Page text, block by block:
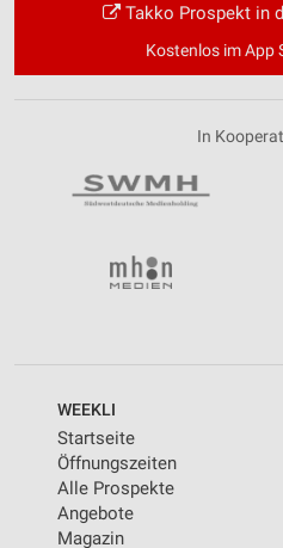
Takko Prospekt in
Kostenlos im App
In
WEEKLI
Startseite
Öffnungszeiten
Alle Prospekte
Angebote
Magazin